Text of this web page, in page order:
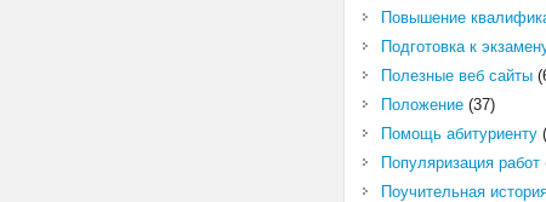
Повышение
Подготовка к
Полезные веб сайты
Положение(37)
Помощь абитуриенту
Популяризация работ
Поучительная